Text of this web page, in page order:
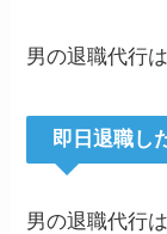
男の退職代行
即日退職し
男の退職代行